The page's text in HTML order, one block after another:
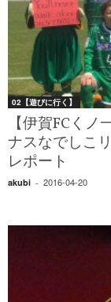
02【遊びに行く】
【伊賀FCく
ナスなでしこ
レポート
akubi - 2016-04-20